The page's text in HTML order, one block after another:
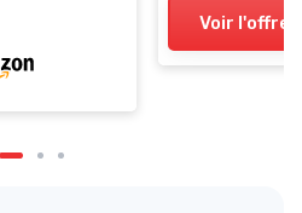
Voir l'offre